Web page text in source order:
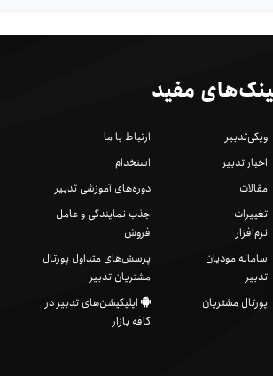
مفید
ویکی‌تدبیر
اخبار تدبیر
مقالات
تغییرات
نرم‌افزار
سامانه مودیان
تدبیر
پورتال مشتریان
ارتباط با ما
استخدام
دوره‌های آموزشی تدبیر
جذب نمایندگی و عامل
فروش
پرسش‌های متداول پورتال
مشتریان تدبیر
اپلیکیشن‌های تدبیر در
کافه بازار